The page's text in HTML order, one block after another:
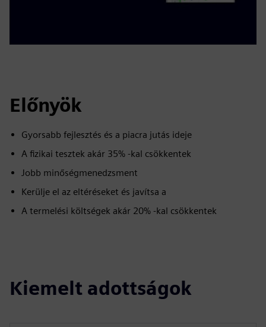
Előnyök
Gyorsabb fejlesztés és a piacra jutás ideje
A fizikai tesztek akár 35% -kal csökkentek
Jobb minőségmenedzsment
Kerülje el az eltéréseket és javítsa a
A termelési költségek akár 20% -kal csökkentek
Kiemelt adottságok